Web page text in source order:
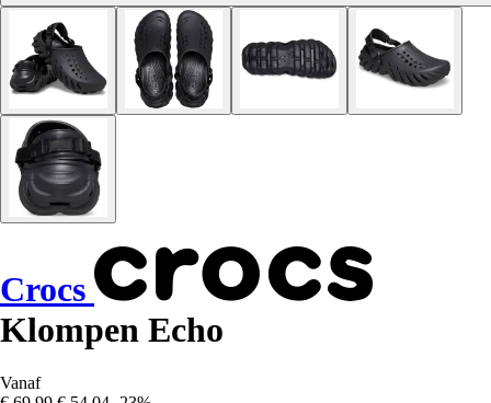
Crocs
Klompen Echo
Vanaf